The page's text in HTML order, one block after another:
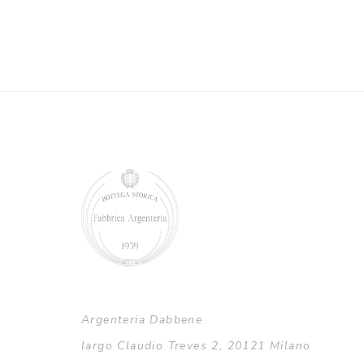
Argenteria Dabbene
largo Claudio Treves 2, 20121 Milano